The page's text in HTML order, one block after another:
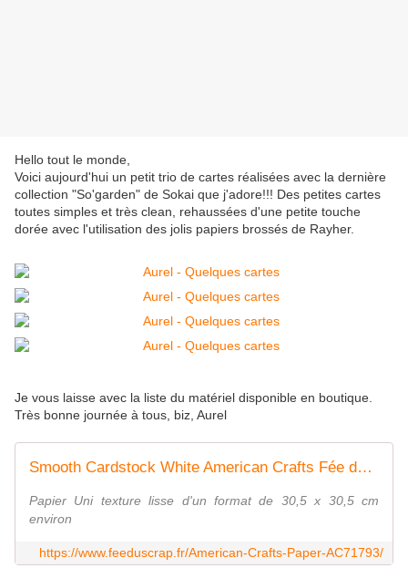
Hello tout le monde,
Voici aujourd'hui un petit trio de cartes réalisées avec la dernière
collection "So'garden" de Sokai que j'adore!!! Des petites cartes
toutes simples et très clean, rehaussées d'une petite touche
dorée avec l'utilisation des jolis papiers brossés de Rayher.
Je vous laisse avec la liste du matériel disponible en boutique.
Très bonne journée à tous, biz, Aurel
Smooth Cardstock White American Crafts Fée du Scrap
Papier Uni texture lisse d'un format de 30,5 x 30,5 cm
environ
https://www.feeduscrap.fr/American-Crafts-Paper-AC71793/